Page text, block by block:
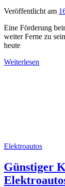
Veröffentlicht am
Eine Förderung
weiter Ferne zu
heute
Weiterlesen
Elektroautos
Günstiger